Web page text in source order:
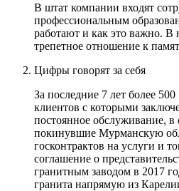
В штат компании входят
профессиональным
работают и как это важно.
трепетное отношение к
Цифры говорят за себя
За последние 7 лет более
клиентов с которыми
постоянное обслуживание,
покинувшие Мурманскую
госконтрактов на услуги и
соглашение о
гранитным заводом в 2017
гранита напрямую из